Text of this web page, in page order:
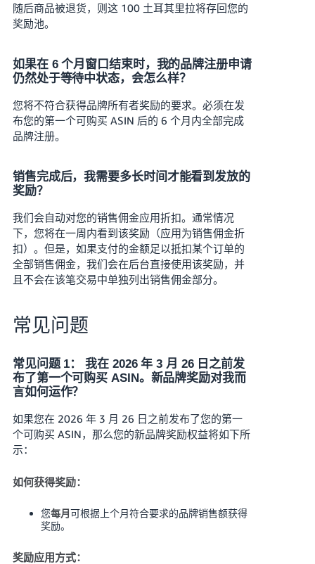
随后商品被退货，则这 100 土耳其里拉将存回您的
奖励池。
如果在 6 个月窗口结束时，我的品牌注册申请
仍然处于等待中状态，会怎么样？
您将不符合获得品牌所有者奖励的要求。必须在发
布您的第一个可购买 ASIN 后的 6 个月内全部完成
品牌注册。
销售完成后，我需要多长时间才能看到发放的
奖励？
我们会自动对您的销售佣金应用折扣。通常情况
下，您将在一周内看到该奖励（应用为销售佣金折
扣）。但是，如果支付的金额足以抵扣某个订单的
全部销售佣金，我们会在后台直接使用该奖励，并
且不会在该笔交易中单独列出销售佣金部分。
常见问题
常见问题 1： 我在 2026 年 3 月 26 日之前发
布了第一个可购买 ASIN。新品牌奖励对我而
言如何运作？
如果您在 2026 年 3 月 26 日之前发布了您的第一
个可购买 ASIN，那么您的新品牌奖励权益将如下所
示：
如何获得奖励：
您每月可根据上个月符合要求的品牌销售额获得
奖励。
奖励应用方式：